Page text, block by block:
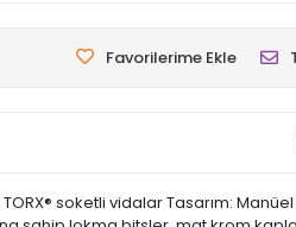
Favorilerime Ekle
soketli vidalar Tasarım: